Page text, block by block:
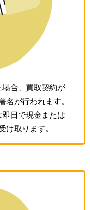
場合、買取契約が
名が行われます。
日で現金または
け取ります。